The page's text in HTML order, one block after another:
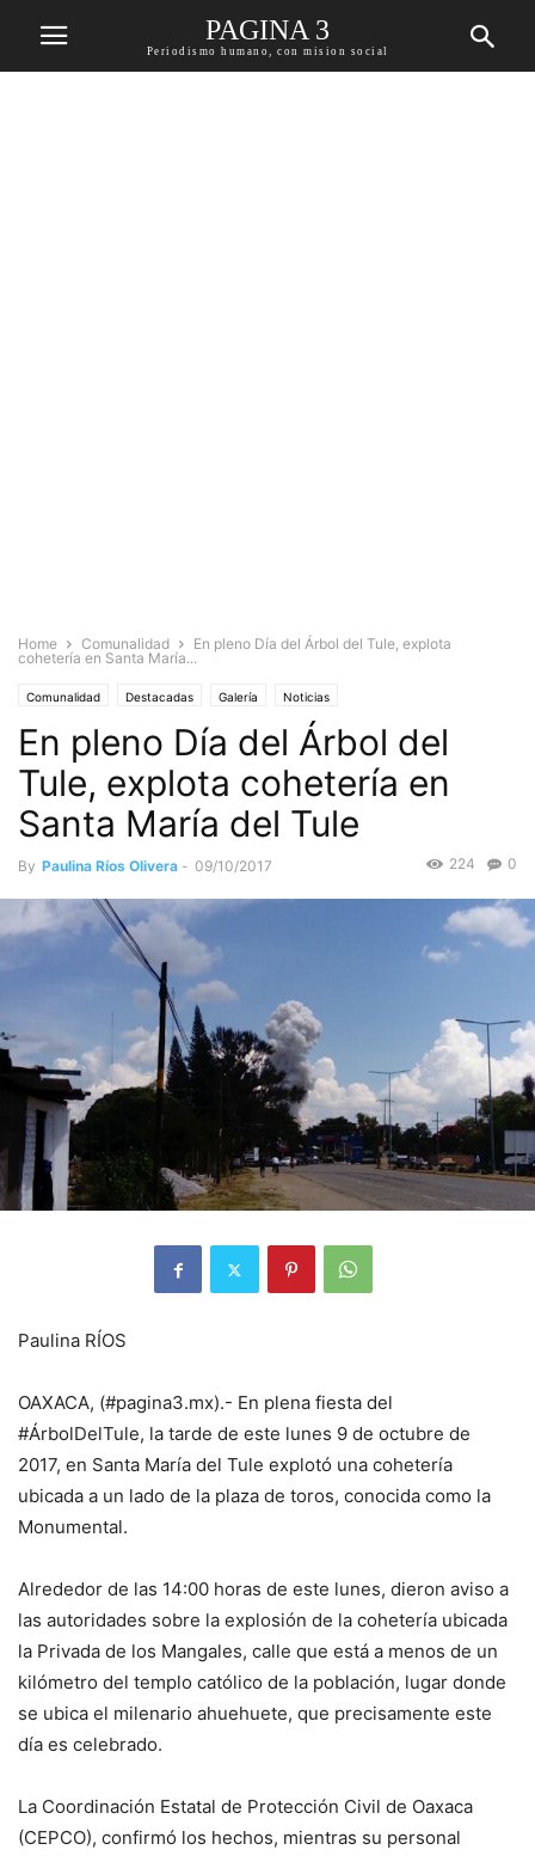
PAGINA 3
Periodismo humano, con mision social
Home Comunalidad
En pleno Día del Árbol del Tule, explota
cohetería en Santa María...
Comunalidad Destacadas Galería Noticias
En pleno Día del Árbol del
Tule, explota cohetería en
Santa María del Tule
By Paulina Ríos Olivera - 09/10/2017 0
224
Paulina RÍOS
OAXACA, (#pagina3.mx).- En plena fiesta del
#ÁrbolDelTule, la tarde de este lunes 9 de octubre de
2017, en Santa María del Tule explotó una cohetería
ubicada a un lado de la plaza de toros, conocida como la
Monumental.
Alrededor de las 14:00 horas de este lunes, dieron aviso a
las autoridades sobre la explosión de la cohetería ubicada
la Privada de los Mangales, calle que está a menos de un
kilómetro del templo católico de la población, lugar donde
se ubica el milenario ahuehuete, que precisamente este
día es celebrado.
La Coordinación Estatal de Protección Civil de Oaxaca
(CEPCO), confirmó los hechos, mientras su personal